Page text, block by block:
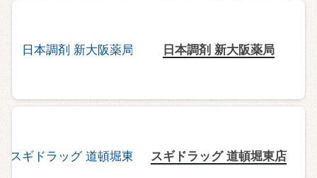
日本調剤 新大阪薬局
スギドラッグ 道頓堀東店